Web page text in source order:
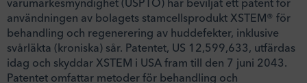
varumärkesmyndighet (USPTO) har beviljat ett patent för
användningen av bolagets stamcellsprodukt XSTEM® för
behandling och regenerering av huddefekter, inklusive
svårläkta (kroniska) sår. Patentet, US 12,599,633, utfärdas
idag och skyddar XSTEM i USA fram till den 7 juni 2043.
Patentet omfattar metoder för behandling och